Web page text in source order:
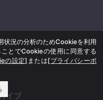
イブ
状況の分析のためCookieを利用
とでCookieの使用に同意する
の設定] または[プライバシーポ